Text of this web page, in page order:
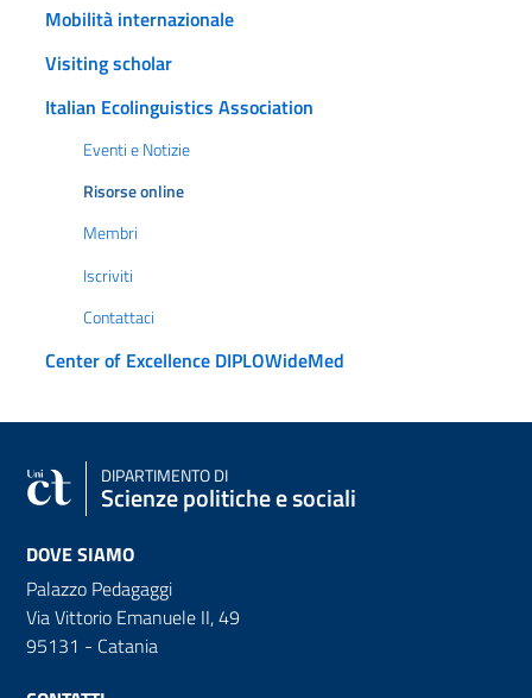
Mobilità internazionale
Visiting scholar
Italian Ecolinguistics Association
Eventi e Notizie
Risorse online
Membri
Iscriviti
Contattaci
Center of Excellence DIPLOWideMed
DIPARTIMENTO DI
Scienze politiche e sociali
DOVE SIAMO
Palazzo Pedagaggi
Via Vittorio Emanuele II, 49
95131 - Catania